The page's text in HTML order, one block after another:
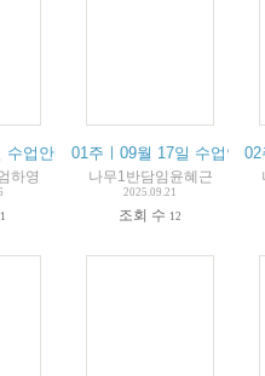
수업안내 / 18 juin résumé du cours
하영
1
01주ㅣ09월 17일 수업안
나무1반담임윤혜근
2025.09.21
조회 수 12
02